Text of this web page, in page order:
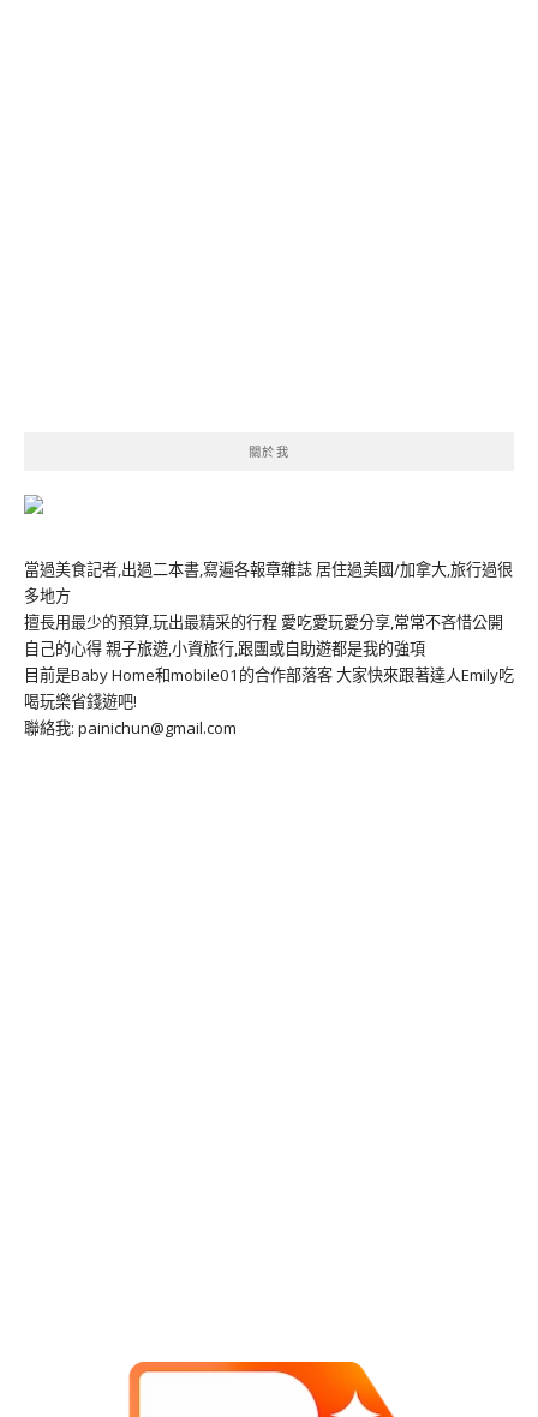
關於我
當過美食記者,出過二本書,寫遍各報章雜誌 居住過美國/加拿大,旅行過很
多地方
擅長用最少的預算,玩出最精采的行程 愛吃愛玩愛分享,常常不吝惜公開
自己的心得 親子旅遊,小資旅行,跟團或自助遊都是我的強項
目前是Baby Home和mobile01的合作部落客 大家快來跟著達人Emily吃
喝玩樂省錢遊吧!
聯絡我: painichun@gmail.com